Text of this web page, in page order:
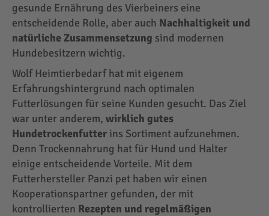
gesunde Ernährung des Vierbeiners eine
entscheidende Rolle, aber auch Nachhaltigkeit und
natürliche Zusammensetzung sind modernen
Hundebesitzern wichtig.
Wolf Heimtierbedarf hat mit eigenem
Erfahrungshintergrund nach optimalen
Futterlösungen für seine Kunden gesucht. Das Ziel
war unter anderem, wirklich gutes
Hundetrockenfutter ins Sortiment aufzunehmen.
Denn Trockennahrung hat für Hund und Halter
einige entscheidende Vorteile. Mit dem
Futterhersteller Panzi pet haben wir einen
Kooperationspartner gefunden, der mit
kontrollierten Rezepten und regelmäßigen